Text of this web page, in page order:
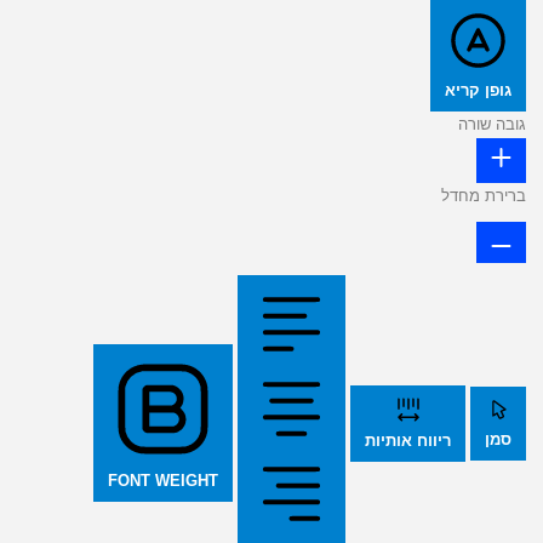
גופן קריא
גובה שורה
ברירת מחדל
סמן ריווח אותיות
FONT WEIGHT